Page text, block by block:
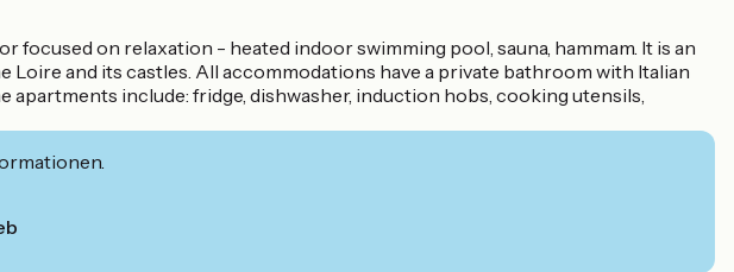
focused on relaxation - heated indoor swimming pool, sauna, hammam. It is an
and its castles. All accommodations have a private bathroom with Italian
apartments include: fridge, dishwasher, induction hobs, cooking utensils,